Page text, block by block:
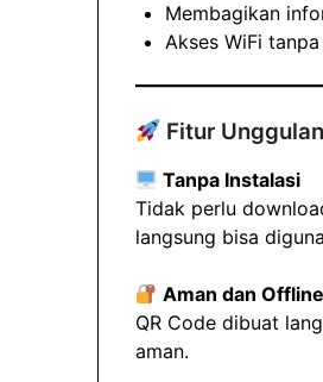
Membagikan
Akses WiFi
Fitur
Tanpa Instalasi
Tidak perlu
langsung bisa
Aman dan Offline
QR Code dibuat
aman.